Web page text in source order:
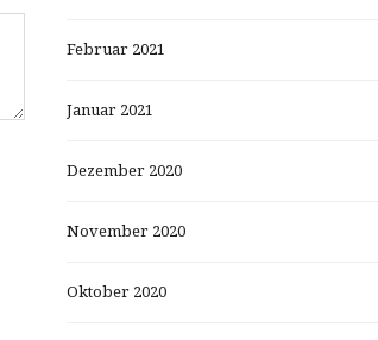
Februar 2021
Januar 2021
Dezember 2020
November 2020
Oktober 2020